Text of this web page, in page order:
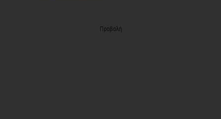
Προβολή